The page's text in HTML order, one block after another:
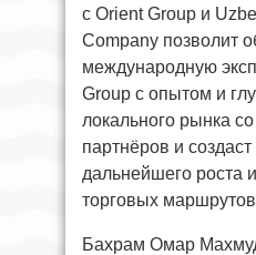
с Orient Group и
Company позволит
международную
Group с опытом и
локального рынка
партнёров и
дальнейшего роста
торговых
Бахрам Омар